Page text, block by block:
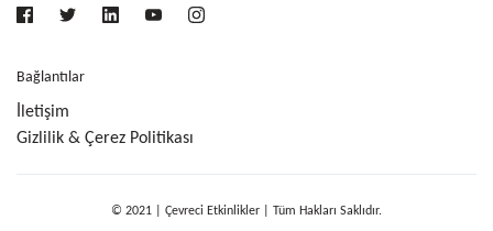
Bağlantılar
İletişim
Gizlilik & Çerez Politikası
© 2021 | Çevreci Etkinlikler | Tüm Hakları Saklıdır.